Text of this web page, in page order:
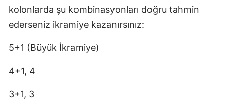
kolonlarda şu kombinasyonları doğru tahmin
ederseniz ikramiye kazanırsınız:
5+1 (Büyük İkramiye)
4+1, 4
3+1, 3